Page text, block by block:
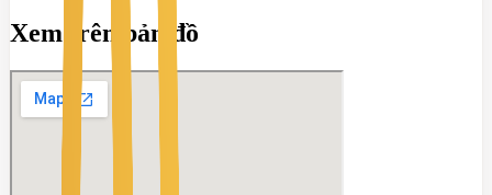
Xem trên bản đồ